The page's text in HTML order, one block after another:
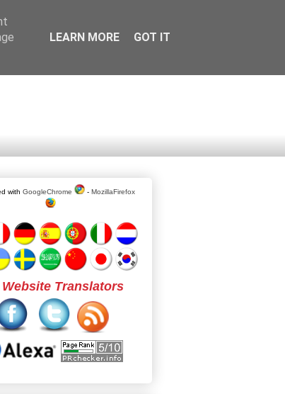
with GoogleChrome - MozillaFirefox
Website Translators
LEARN MORE GOT IT